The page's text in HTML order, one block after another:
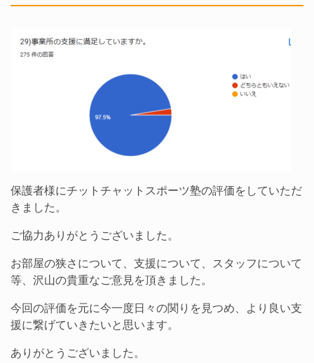
保護者様にチットチャットスポーツ塾の評価をしていただ
きました。
ご協力ありがとうございました。
お部屋の狭さについて、支援について、スタッフについて
等、沢山の貴重なご意見を頂きました。
今回の評価を元に今一度日々の関りを見つめ、より良い支
援に繋げていきたいと思います。
ありがとうございました。